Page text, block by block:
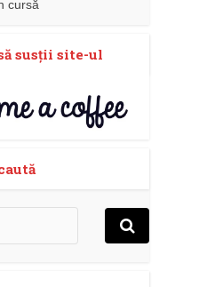
cursă
susţii site-ul